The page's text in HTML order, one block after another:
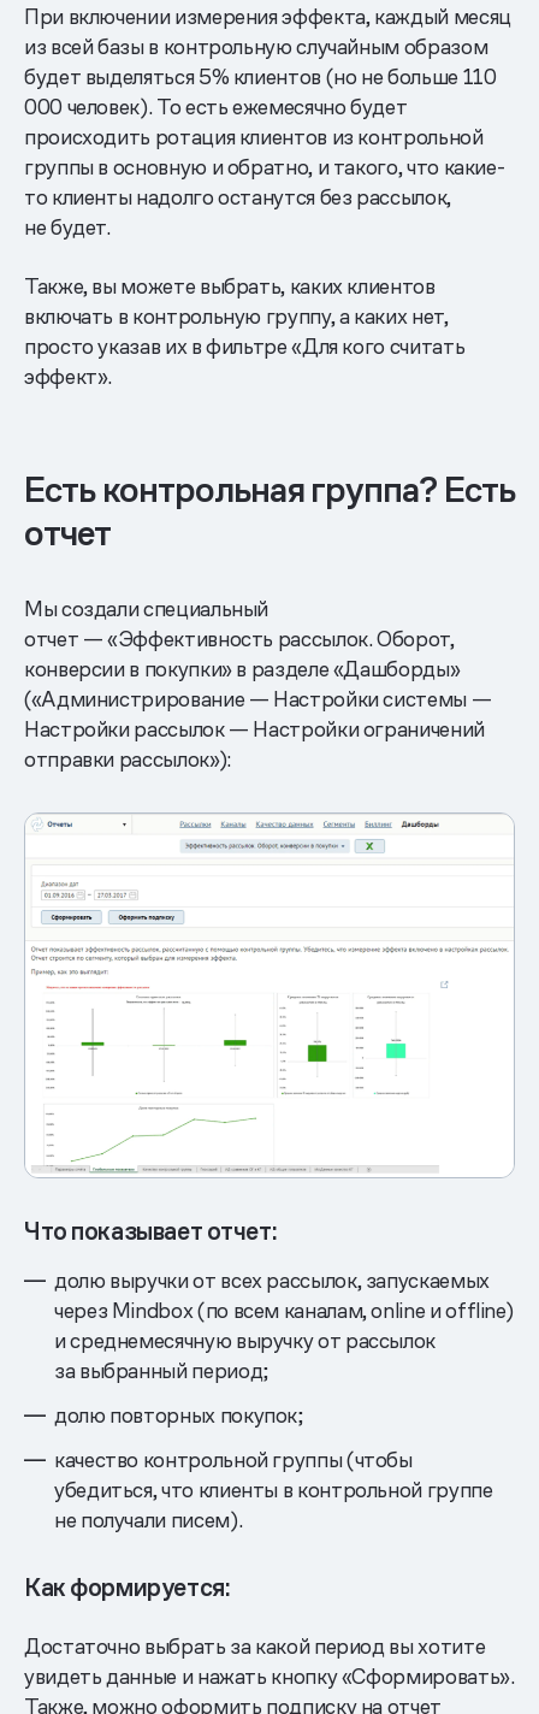
При включении измерения эффекта, каждый месяц
из всей базы в контрольную случайным образом
будет выделяться 5% клиентов (но не больше 110
000 человек). То есть ежемесячно будет
происходить ротация клиентов из контрольной
группы в основную и обратно, и такого, что какие-
то клиенты надолго останутся без рассылок,
не будет.
Также, вы можете выбрать, каких клиентов
включать в контрольную группу, а каких нет,
просто указав их в фильтре «Для кого считать
эффект».
Есть контрольная группа? Есть
отчет
Мы создали специальный
отчет — «Эффективность рассылок. Оборот,
конверсии в покупки» в разделе «Дашборды»
(«Администрирование — Настройки системы —
Настройки рассылок — Настройки ограничений
отправки рассылок»):
Что показывает отчет:
долю выручки от всех рассылок, запускаемых
через Mindbox (по всем каналам, online и offline)
и среднемесячную выручку от рассылок
за выбранный период;
долю повторных покупок;
качество контрольной группы (чтобы
убедиться, что клиенты в контрольной группе
не получали писем).
Как формируется:
Достаточно выбрать за какой период вы хотите
увидеть данные и нажать кнопку «Сформировать».
Также, можно оформить подписку на отчет